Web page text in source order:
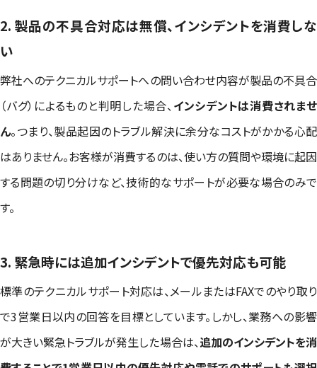
2. 製品の不具合対応は無償、インシデントを消費しな
い
弊社へのテクニカルサポートへの問い合わせ内容が製品の不具合
（バグ）によるものと判明した場合、インシデントは消費されませ
ん。つまり、製品起因のトラブル解決に余分なコストがかかる心配
はありません。お客様が消費するのは、使い方の質問や環境に起因
する問題の切り分けなど、技術的なサポートが必要な場合のみで
す。
3. 緊急時には追加インシデントで優先対応も可能
標準のテクニカルサポート対応は、メールまたはFAXでのやり取り
で3営業日以内の回答を目標としています。しかし、業務への影響
が大きい緊急トラブルが発生した場合は、追加のインシデントを消